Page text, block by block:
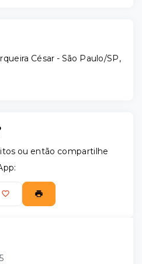
César - São Paulo/SP,
ou então compartilhe